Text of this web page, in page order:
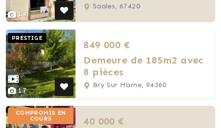
14
Saales, 67420
17
PRESTIGE
849 000 €
Demeure de 185m2 avec
8 pièces
Bry Sur Marne, 94360
COMPROMIS EN
COURS
40 000 €